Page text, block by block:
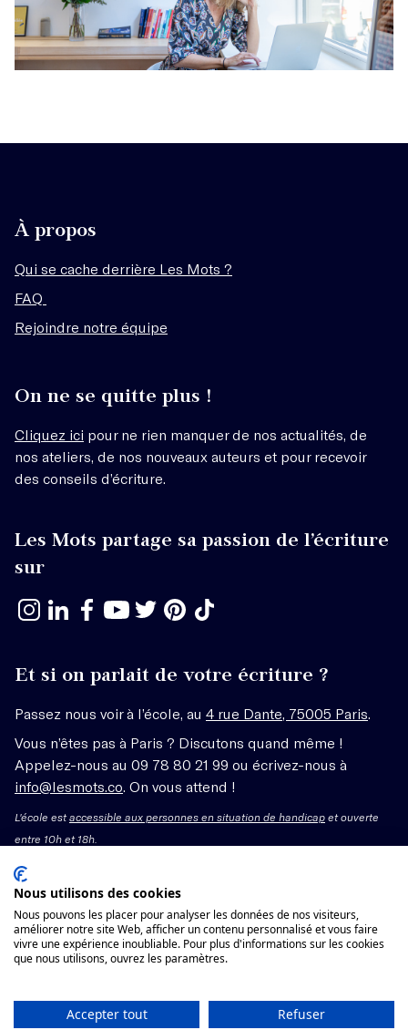
À propos
Qui se cache derrière Les Mots ?
FAQ
Rejoindre notre équipe
On ne se quitte plus !
Cliquez ici pour ne rien manquer de nos actualités, de
nos ateliers, de nos nouveaux auteurs et pour recevoir
des conseils d’écriture.
Les Mots partage sa passion de l’écriture
sur
Et si on parlait de votre écriture ?
Passez nous voir à l’école, au 4 rue Dante, 75005 Paris
Vous n’êtes pas à Paris ? Discutons quand même !
Appelez-nous au 09 78 80 21 99 ou écrivez-nous à
info@lesmots.co . On vous attend !
L'école estaccessible aux personnes en situation de handicap et ouverte
entre 10h et 18h.
Mentions légales – CGV
Organisme de formation enregistré sous le numéro
11755662775 auprès du préfet de région Île-de-France.
Voir les conditions générales de vente
Nous utilisons des cookies
Nous pouvons les placer pour analyser les données de nos visiteurs,
améliorer notre site Web, afficher un contenu personnalisé et vous faire
vivre une expérience inoubliable. Pour plus d'informations sur les cookies
que nous utilisons, ouvrez les paramètres.
Accepter tout Refuser